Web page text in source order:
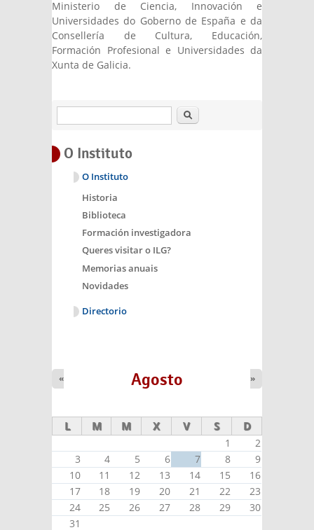
Ministerio de Ciencia, Innovación e
Universidades do Goberno de España e da
Consellería de Cultura, Educación,
Formación Profesional e Universidades da
Xunta de Galicia.
Buscar
O Instituto
O Instituto
Historia
Biblioteca
Formación investigadora
Queres visitar o ILG?
Memorias anuais
Novidades
Directorio
Agosto
« »
L M M X V S D
1
2
3
4 5 6 7 8
9
10
11 12 13 14 15
16
17
18 19 20 21 22
23
24
25 26 27 28 29
30
31